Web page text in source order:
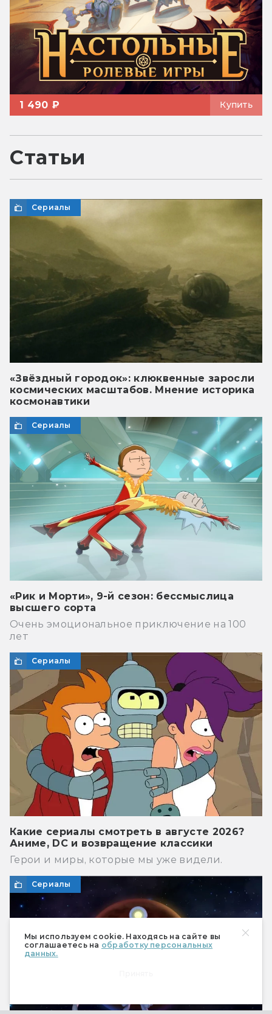
Мы используем cookie. Находясь на сайте вы
соглашаетесь на обработку персональных
данных.
1 490 ₽ Купить
Статьи
Сериалы
«Звёздный городок»: клюквенные заросли
космических масштабов. Мнение историка
космонавтики
Сериалы
«Рик и Морти», 9-й сезон: бессмыслица
высшего сорта
Очень эмоциональное приключение на 100
лет
Сериалы
Какие сериалы смотреть в августе 2026?
Аниме, DC и возвращение классики
Герои и миры, которые мы уже видели.
Сериалы